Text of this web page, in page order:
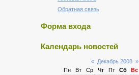
Обратная связь
Форма входа
Календарь новостей
« Декабрь 2008 »
Пн
Вт Ср Чт Пт Сб
Вс